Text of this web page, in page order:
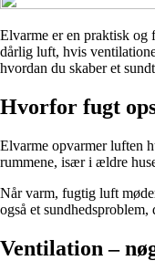
Elvarme er en praktisk
dårlig luft, hvis
hvordan du skaber et
Hvorfor fugt
Elvarme opvarmer luften
rummene, især i ældre
Når varm, fugtig luft
også et
Ventilation –